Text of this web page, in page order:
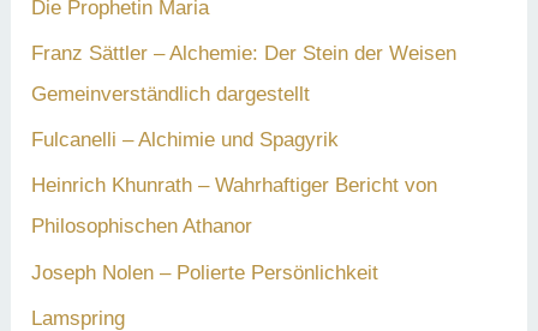
Die Prophetin Maria
Franz Sättler – Alchemie: Der Stein der Weisen
Gemeinverständlich dargestellt
Fulcanelli – Alchimie und Spagyrik
Heinrich Khunrath – Wahrhaftiger Bericht von
Philosophischen Athanor
Joseph Nolen – Polierte Persönlichkeit
Lamspring